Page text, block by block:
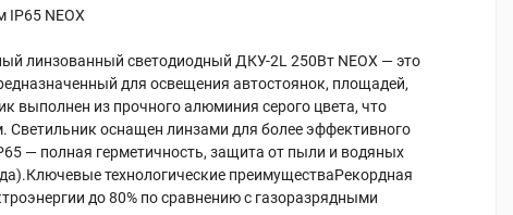
NEOX
светодиодный ДКУ-2L 250Вт NEOX — это
для освещения автостоянок, площадей,
выполнен из прочного алюминия серого цвета, что
Светильник оснащен линзами для более эффективного
— полная герметичность, защита от пыли и водяных
технологические преимуществаРекордная
до 80% по сравнению с газоразрядными